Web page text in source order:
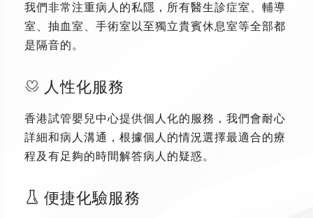
我們非常注重病人的私隱，所有醫生診症室、輔導
室、抽血室、手術室以至獨立貴賓休息室等全部都
是隔音的。
人性化服務
香港試管嬰兒中心提供個人化的服務，我們會耐心
詳細和病人溝通，根據個人的情況選擇最適合的療
程及有足夠的時間解答病人的疑惑。
便捷化驗服務